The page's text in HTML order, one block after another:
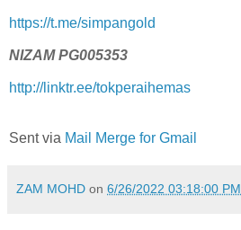
https://t.me/simpangold
NIZAM PG005353
http://linktr.ee/tokperaihemas
Sent via Mail Merge for Gmail
ZAM MOHD on 6/26/2022 03:18:00 PM